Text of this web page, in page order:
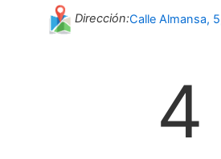
Dirección:Calle Almansa,
4